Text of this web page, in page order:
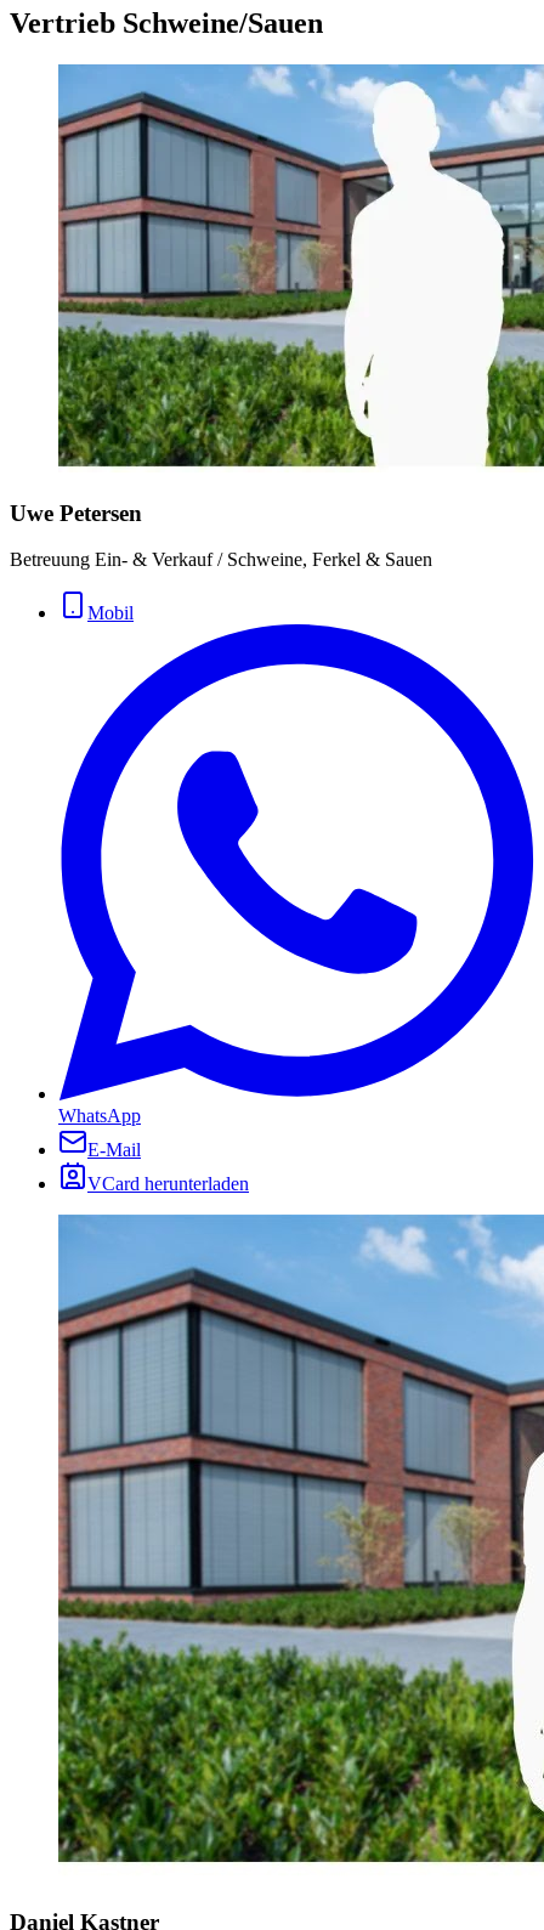
Vertrieb Schweine/Sauen
Uwe Petersen
Betreuung Ein- & Verkauf / Schweine, Ferkel & Sauen
Mobil
WhatsApp
E-Mail
VCard herunterladen
Daniel Kastner